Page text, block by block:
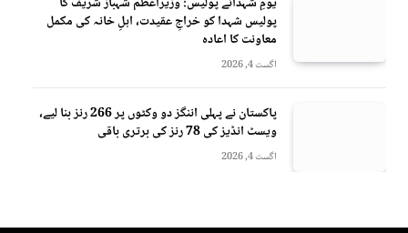
پولیس شہدا کو خراجِ عقیدت، اہلِ خانہ کی مکمل
معاونت کا اعادہ
اگست 4, 2026
پاکستان نے پہلی اننگز دو وکٹوں پر 266 رنز بنا لیے،
ویسٹ انڈیز کی 78 رنز کی برتری باقی
اگست 4, 2026